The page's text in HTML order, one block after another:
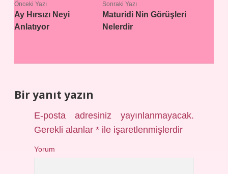
Önceki Yazı
Ay Hırsızı Neyi
Anlatıyor
Sonraki Yazı
Maturidi Nin Görüşleri
Nelerdir
Bir yanıt yazın
E-posta adresiniz yayınlanmayacak.
Gerekli alanlar* ile işaretlenmişlerdir
Yorum